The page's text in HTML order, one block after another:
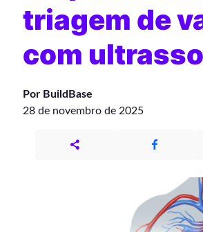
triagem de
com
Por BuildBase
28 de novembro de 2025